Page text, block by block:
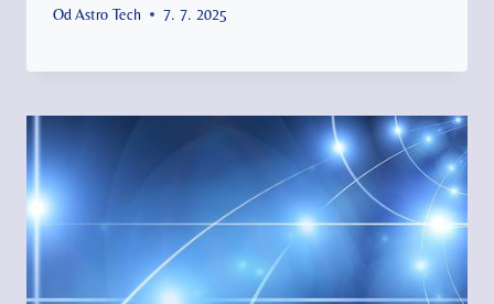
Od Astro Tech 7. 7. 2025